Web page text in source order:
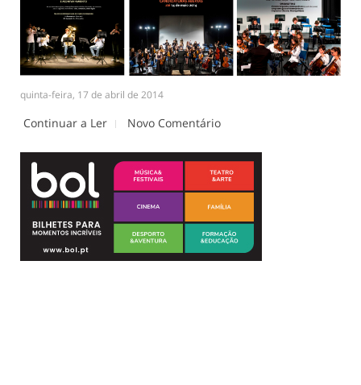
quinta-feira, 17 de abril de 2014
Continuar a Ler Novo Comentário